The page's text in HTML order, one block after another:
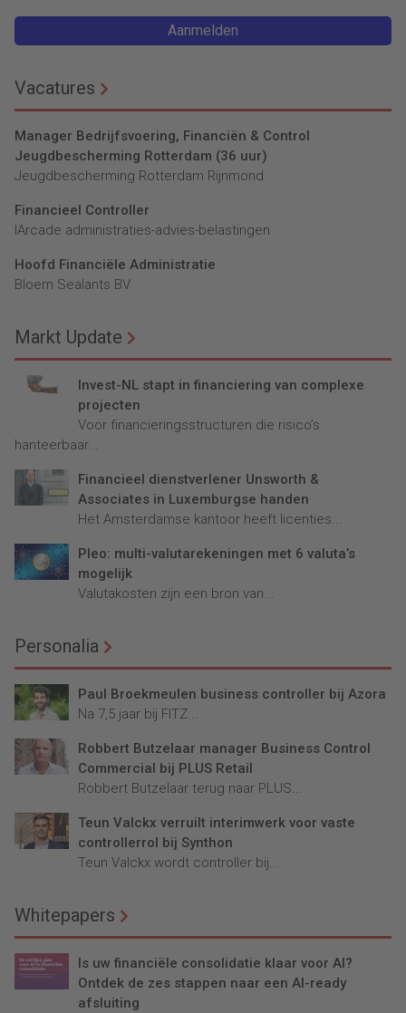
Aanmelden
Vacatures
Manager Bedrijfsvoering, Financiën & Control
Jeugdbescherming Rotterdam (36 uur)
Jeugdbescherming Rotterdam Rijnmond
Financieel Controller
lArcade administraties-advies-belastingen
Hoofd Financiële Administratie
Bloem Sealants BV
Markt Update
Invest-NL stapt in financiering van complexe
projecten
Voor financieringsstructuren die risico’s
hanteerbaar...
Financieel dienstverlener Unsworth &
Associates in Luxemburgse handen
Het Amsterdamse kantoor heeft licenties...
Pleo: multi-valutarekeningen met 6 valuta’s
mogelijk
Valutakosten zijn een bron van...
Personalia
Paul Broekmeulen business controller bij Azora
Na 7,5 jaar bij FITZ...
Robbert Butzelaar manager Business Control
Commercial bij PLUS Retail
Robbert Butzelaar terug naar PLUS...
Teun Valckx verruilt interimwerk voor vaste
controllerrol bij Synthon
Teun Valckx wordt controller bij...
Whitepapers
Is uw financiële consolidatie klaar voor AI?
Ontdek de zes stappen naar een AI-ready
afsluiting